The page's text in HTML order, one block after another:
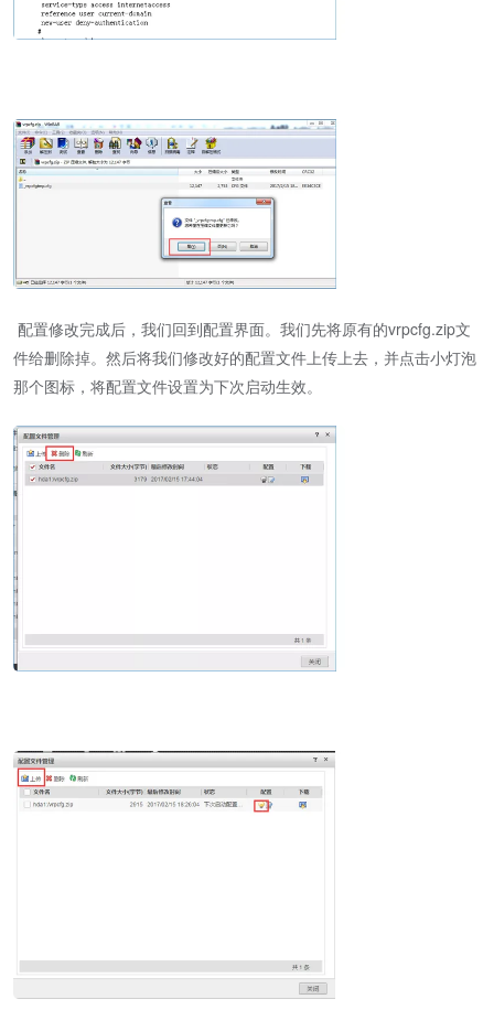
配置修改完成后，我们回到配置界面。我们先将原有的vrpcfg.zip文
件给删除掉。然后将我们修改好的配置文件上传上去，并点击小灯泡
那个图标，将配置文件设置为下次启动生效。